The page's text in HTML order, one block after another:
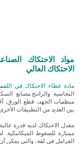
مواد الاحتكاك
الاحتكاك العالي
مادة غطاء الاحتكاك في اللف
النحاسية والراتنج.مصانع
منظمات الجهد، قطع الورق،
بين العديد من التطبيقات
معدل الاحتكاك لديه قدرة
ممتازة للضغوط الميكانيكية.
الفرامل في لفة، والتي يمكن أن